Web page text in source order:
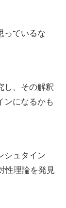
っているな
し、その解釈
ンになるかも
シュタイン
性理論を発見